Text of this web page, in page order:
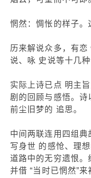
惘然：惆怅的样子。
历来解说众多，有恋
说、咏 史说等十几种
实际上诗已点 明主
剧的回顾与感悟。诗
前尘旧梦的 追思。
中间两联连用四组
写身世 的感怆、理
道路中的无穷遗恨。
并借 “当时已惘然”